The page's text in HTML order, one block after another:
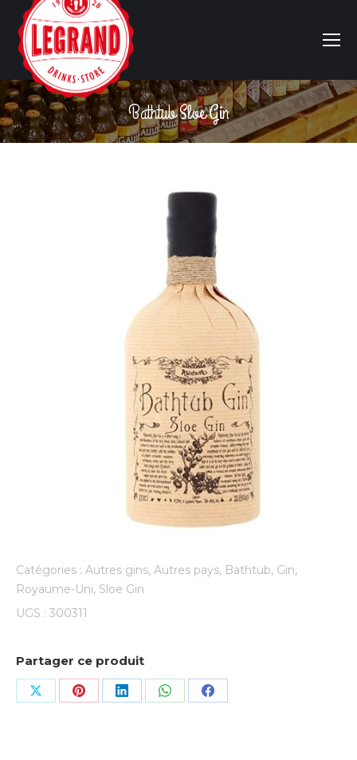
Bathtub Sloe Gin
Vous êtes ici :
Catégories : Autres gins, Autres pays, Bathtub, Gin,
Royaume-Uni, Sloe Gin
UGS : 300311
Partager ce produit
Share Share Share Share Share